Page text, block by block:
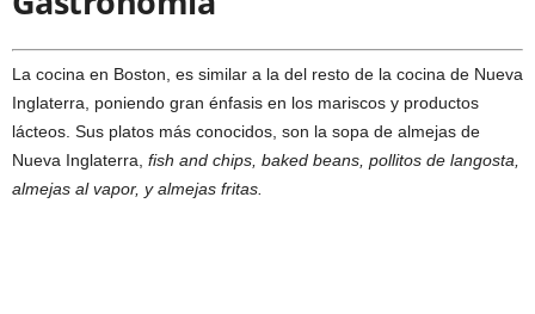
La cocina en Boston, es similar a la del resto de la cocina de Nueva
Inglaterra, poniendo gran énfasis en los mariscos y productos
lácteos. Sus platos más conocidos, son la sopa de almejas de
Nueva Inglaterra, fish and chips, baked beans, pollitos de langosta,
almejas al vapor, y almejas fritas.